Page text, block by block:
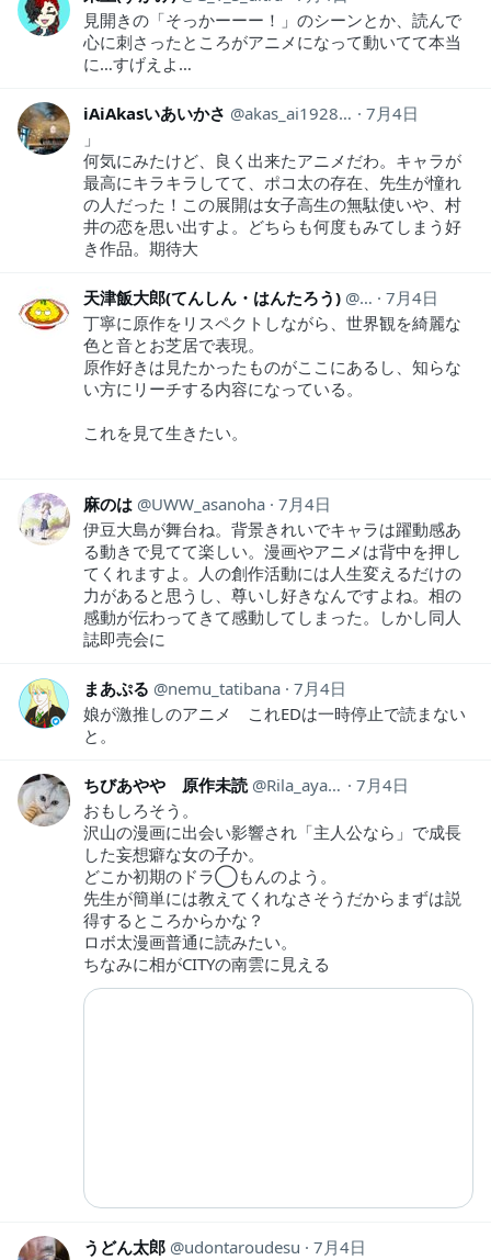
見開きの「そっかーーー！」のシーンとか、読んで
心に刺さったところがアニメになって動いてて本当
に…すげえよ…
iAiAkasいあいかさ akas_ai19281118
7月4日
」
何気にみたけど、良く出来たアニメだわ。キャラが
最高にキラキラしてて、ポコ太の存在、先生が憧れ
の人だった！この展開は女子高生の無駄使いや、村
井の恋を思い出すよ。どちらも何度もみてしまう好
き作品。期待大
天津飯大郎(てんしん・はんたろう) tenshinmukai
7月4日
丁寧に原作をリスペクトしながら、世界観を綺麗な
色と音とお芝居で表現。
原作好きは見たかったものがここにあるし、知らな
い方にリーチする内容になっている。
これを見て生きたい。
麻のは UWW_asanoha 7月4日
伊豆大島が舞台ね。背景きれいでキャラは躍動感あ
る動きで見てて楽しい。漫画やアニメは背中を押し
てくれますよ。人の創作活動には人生変えるだけの
力があると思うし、尊いし好きなんですよね。相の
感動が伝わってきて感動してしまった。しかし同人
誌即売会に
まあぷる nemu_tatibana 7月4日
娘が激推しのアニメ これEDは一時停止で読まない
と。
ちびあやや 原作未読 Rila_ayaya
7月4日
おもしろそう。
沢山の漫画に出会い影響され「主人公なら」で成長
した妄想癖な女の子か。
どこか初期のドラ◯もんのよう。
先生が簡単には教えてくれなさそうだからまずは説
得するところからかな？
ロボ太漫画普通に読みたい。
ちなみに相がCITYの南雲に見える
うどん太郎 udontaroudesu
7月4日